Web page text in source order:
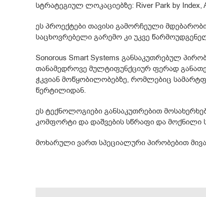
სტრატეგიულ ლოკაციებზე: River Park by Index,
ეს პროექტები თავისი გამორჩეული
საცხოვრებელი გარემო კი უკვე
Sonorous Smart Systems განსაკუთრებულ
თანამედროვე მულტიფუნქციურ ფერად
ჭკვიან მოწყობილობებზე, რომლებიც
წერტილიდან.
ეს ტექნოლოგიები განსაკუთრებით
კომფორტი და დაშვების სწრაფი და მოქნილი
მოხარული ვართ სპეციალური პირობებით